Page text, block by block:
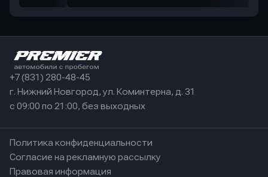
+7 (831) 280-48-45
г. Нижний Новгород, ул. Коминтерна, д. 31
с 09:00 по 21:00, без выходных
Политика конфиденциальности
Согласие на рекламную рассылку
Правовая информация